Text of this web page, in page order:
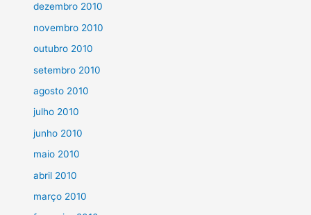
dezembro 2010
novembro 2010
outubro 2010
setembro 2010
agosto 2010
julho 2010
junho 2010
maio 2010
abril 2010
março 2010